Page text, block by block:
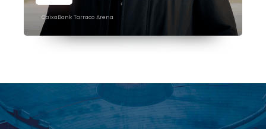
CaixaBank Tarraco Arena